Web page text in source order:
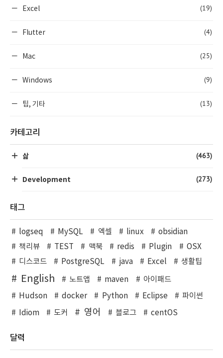
Excel (19)
Flutter (4)
Mac (25)
Windows (9)
팁, 기타 (13)
카테고리
삶 (463)
Development (273)
태그
logseq MySQL 엑셀 linux
obsidian
책리뷰
TEST 맥북 redis Plugin
OSX
디스코드
PostgreSQL java Excel 생활팁
English 노트앱 maven
아이패드
Hudson
docker Python Eclipse
파이썬
Idiom
도커 영어 블로그 centOS
달력